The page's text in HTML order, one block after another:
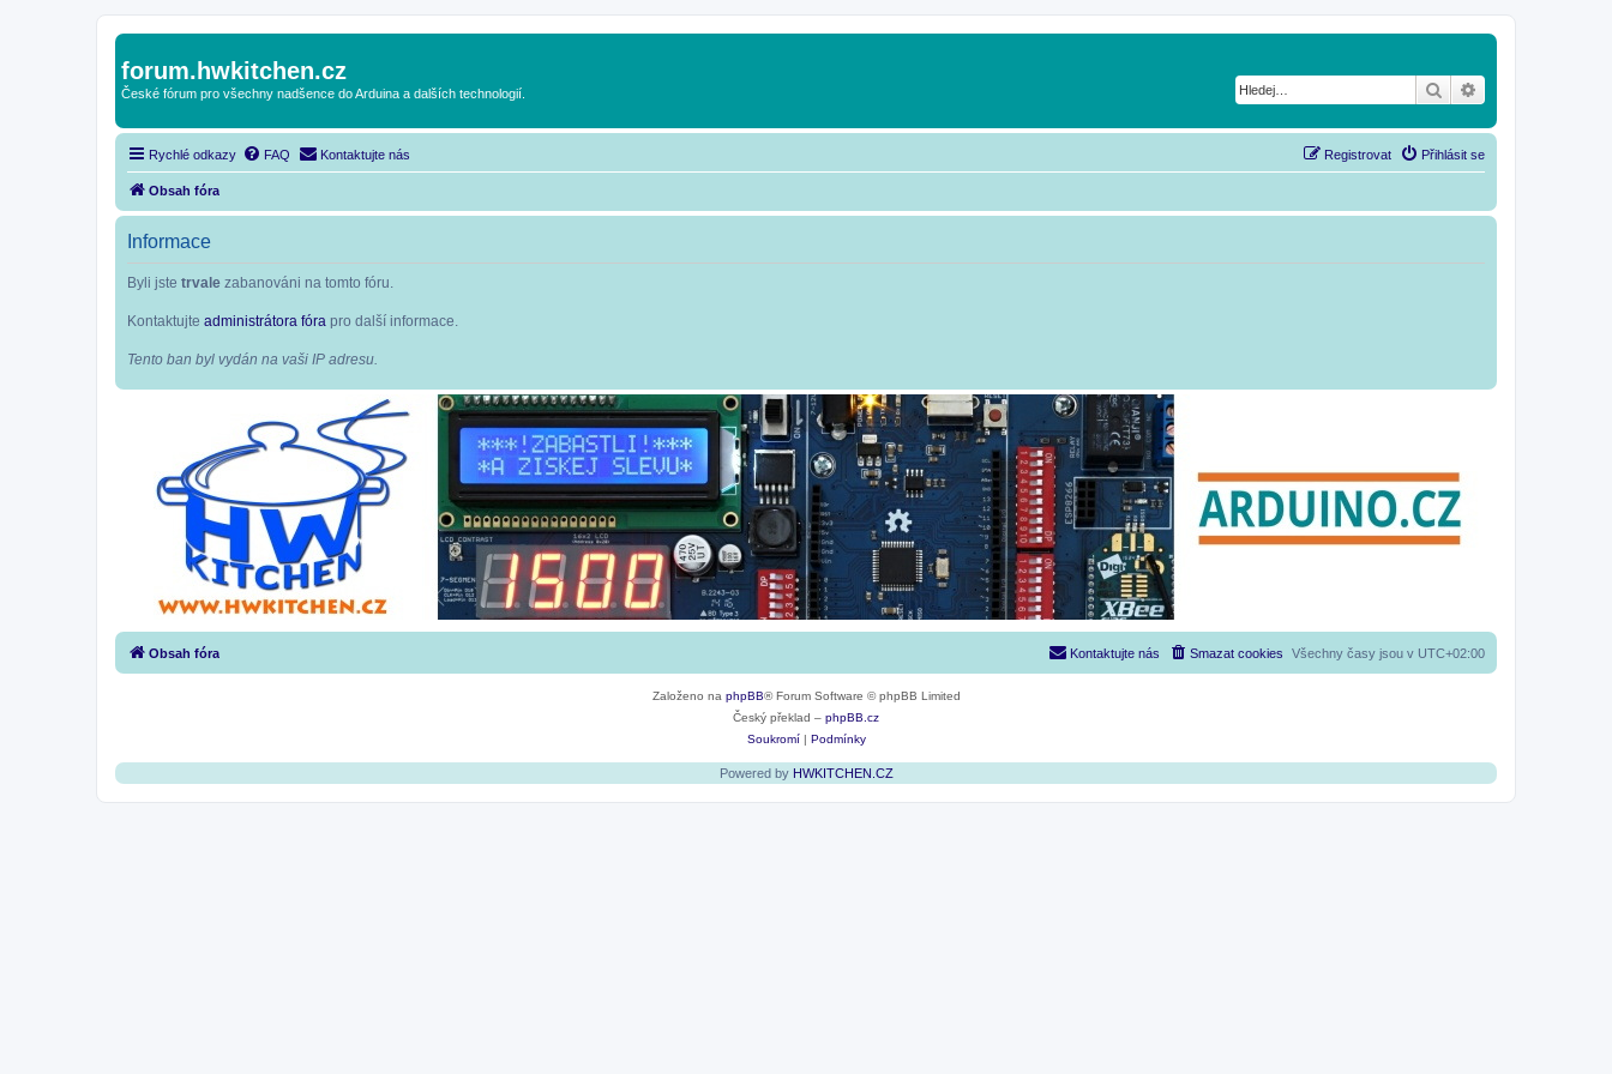
forum.hwkitchen.cz
České fórum pro všechny nadšence do Arduina a dalších technologií. Hledat
Rychlé odkazy FAQ Kontaktujte nás Přihlásit se
Registrovat
Obsah fóra
Informace
Byli jste trvale zabanováni na tomto fóru.
Kontaktujte administrátora fóra pro další informace.
Tento ban byl vydán na vaši IP adresu.
Obsah fóra Všechny časy jsou v UTC+02:00
Smazat cookies
Kontaktujte nás
Založeno na phpBB® Forum Software © phpBB Limited
Český překlad – phpBB.cz
Soukromí| Podmínky
Powered by HWKITCHEN.CZ